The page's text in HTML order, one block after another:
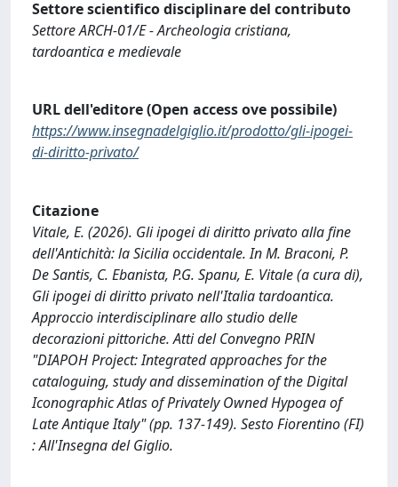
Settore scientifico disciplinare del contributo
Settore ARCH-01/E - Archeologia cristiana,
tardoantica e medievale
URL dell'editore (Open access ove possibile)
https://www.insegnadelgiglio.it/prodotto/gli-ipogei-
di-diritto-privato/
Citazione
Vitale, E. (2026). Gli ipogei di diritto privato alla fine
dell'Antichità: la Sicilia occidentale. In M. Braconi, P.
De Santis, C. Ebanista, P.G. Spanu, E. Vitale (a cura di),
Gli ipogei di diritto privato nell'Italia tardoantica.
Approccio interdisciplinare allo studio delle
decorazioni pittoriche. Atti del Convegno PRIN
"DIAPOH Project: Integrated approaches for the
cataloguing, study and dissemination of the Digital
Iconographic Atlas of Privately Owned Hypogea of
Late Antique Italy" (pp. 137-149). Sesto Fiorentino (FI)
: All'Insegna del Giglio.